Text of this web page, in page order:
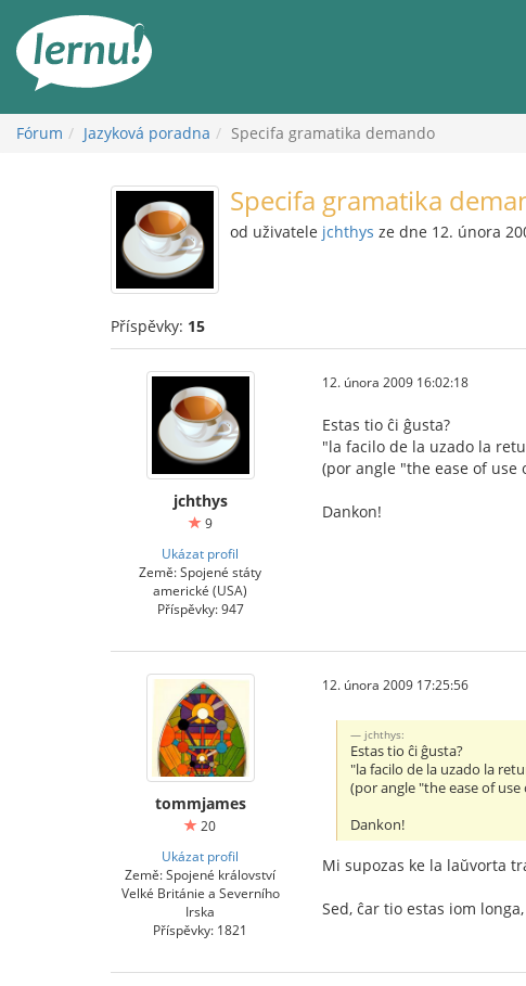
obsahu
Fórum Jazyková poradna Specifa gramatika demando
Specifa gramatika
od uživatele jchthys ze dne 12. února
Příspěvky: 15
jchthys
9
Ukázat profil
Země: Spojené státy
americké (USA)
Příspěvky: 947
12. února 2009 16:02:18
Estas tio ĉi ĝusta?
"la facilo de la uzado la
(por angle "the ease of use
Dankon!
tommjames
20
Ukázat profil
Země: Spojené království
Velké Británie a Severního
Irska
Příspěvky: 1821
12. února 2009 17:25:56
jchthys:
Estas tio ĉi ĝusta?
"la facilo de la uzado la
(por angle "the ease of
Dankon!
Mi supozas ke la laŭvorta
Sed, ĉar tio estas iom